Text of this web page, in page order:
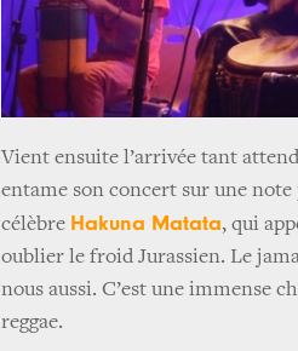
Vient ensuite l’arrivée tant
entame son concert sur une
célèbre Hakuna Matata, qui
oublier le froid Jurassien. Le
nous aussi. C’est une immense
reggae.